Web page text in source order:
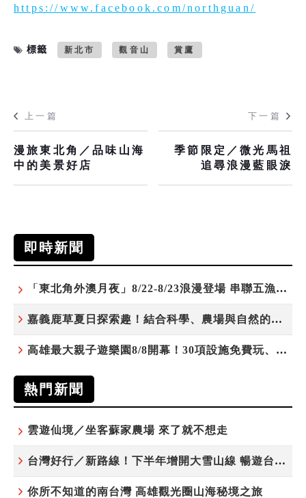
https://www.facebook.com/northguan/
標籤 新北市 觀音山 賞鷹
上一篇
漫旅東北角／品味山海
中的美景好店
下一篇
季節限定／微光馬祖
追尋浪漫藍眼淚
即時新聞
「東北角外澳月夜」8/22-8/23浪漫登場 串聯五漁村、音樂、市集、火舞與慢旅共度夏夜
嘉義鹿草夏日探索趣！結合科學、農場與自然的親子小旅行
高雄最大親子遊樂園8/8開幕！30項設施免費玩、YOYO家族嗨翻暑假
熱門新聞
雲遊仙境／坐客蘇家農場 來了就不想走
台灣好行／新路線！下半年增開大雪山線 暢遊台中更便利
你所不知道的南台灣 高雄觀光圈山海秘境之旅